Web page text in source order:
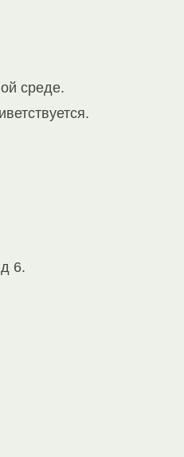
среде.
6.